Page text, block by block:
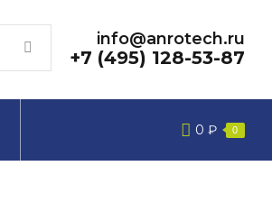
info@anrotech.ru
+7 (495) 128-53-87
0 ₽ 0